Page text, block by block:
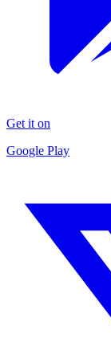
Get it on
Google Play